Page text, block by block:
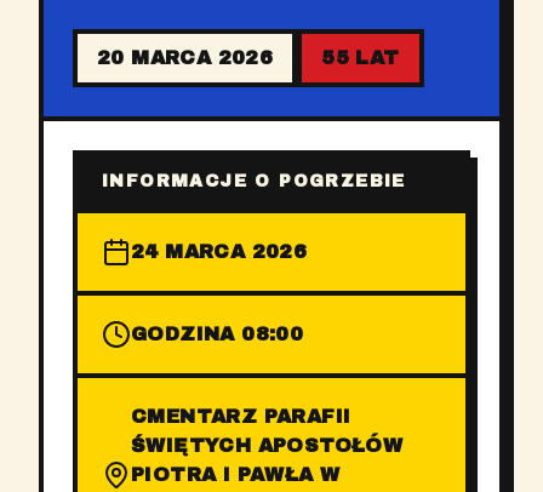
20 MARCA 2026 55 LAT
INFORMACJE O POGRZEBIE
24 MARCA 2026
GODZINA 08:00
CMENTARZ PARAFII
ŚWIĘTYCH APOSTOŁÓW
PIOTRA I PAWŁA W